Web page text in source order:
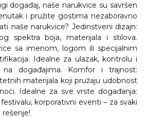
TEHNOLOGIJA
AUDIO
TEHNOLOGIJA
TEHNOLOGIJA
KANCELARIJA
POKLON
KANCELARIJA
PROMO
KUĆNI SETOVI
BOCE
OLOVKE
DRVENE
OLOVKE
SETOVI
TORBE &
PUTNI
TORBE &
KESE
TORBE &
TEKSTIL
DUKSERICE
TEKSTIL
PRSLUCI
TEKSTIL
RADNA
SIGURNOSNA
RADNA
OPREMA
događaj, naše narukvice su savršen
i pružite gostima nezaboravno
naše narukvice? Jedinstveni dizajn:
spektra boja, materijala i stilova.
sa imenom, logom ili specijalnim
Idealne za ulazak, kontrolu i
na događajima. Komfor i trajnost:
materijala koji pružaju udobnost
Idealne za sve vrste događanja:
korporativni eventi – za svaki